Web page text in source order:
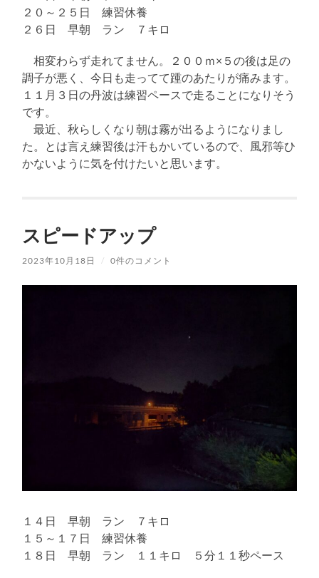
２０～２５日 練習休養
２６日 早朝 ラン ７キロ
相変わらず走れてません。２００ｍ×５の後は足の
調子が悪く、今日も走ってて踵のあたりが痛みます。
１１月３日の丹波は練習ペースで走ることになりそう
です。
最近、秋らしくなり朝は霧が出るようになりまし
た。とは言え練習後は汗もかいているので、風邪等ひ
かないように気を付けたいと思います。
スピードアップ
2023年10月18日 / 0件のコメント
１４日 早朝 ラン ７キロ
１５～１７日 練習休養
１８日 早朝 ラン １１キロ ５分１１秒ペース